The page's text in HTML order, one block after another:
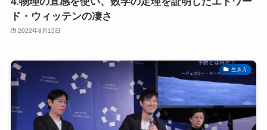
ド・ウィッテンの凄さ
2022年8月15日
生き方